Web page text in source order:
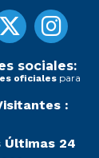
sociales:
oficiales para
:
24